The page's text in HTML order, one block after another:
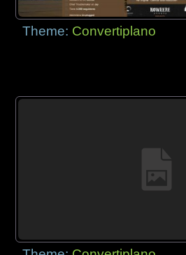
Theme: Convertiplano